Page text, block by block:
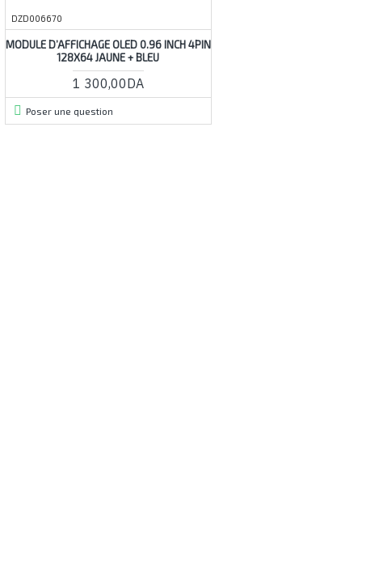
DZD006670
MODULE D’AFFICHAGE OLED 0.96 INCH 4PIN
128X64 JAUNE + BLEU
1 300,00DA
Poser une question